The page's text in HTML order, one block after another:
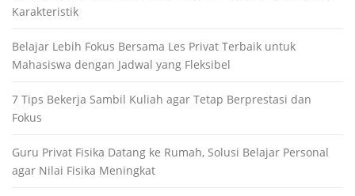
Karakteristik
Belajar Lebih Fokus Bersama Les Privat Terbaik untuk
Mahasiswa dengan Jadwal yang Fleksibel
7 Tips Bekerja Sambil Kuliah agar Tetap Berprestasi dan
Fokus
Guru Privat Fisika Datang ke Rumah, Solusi Belajar Personal
agar Nilai Fisika Meningkat